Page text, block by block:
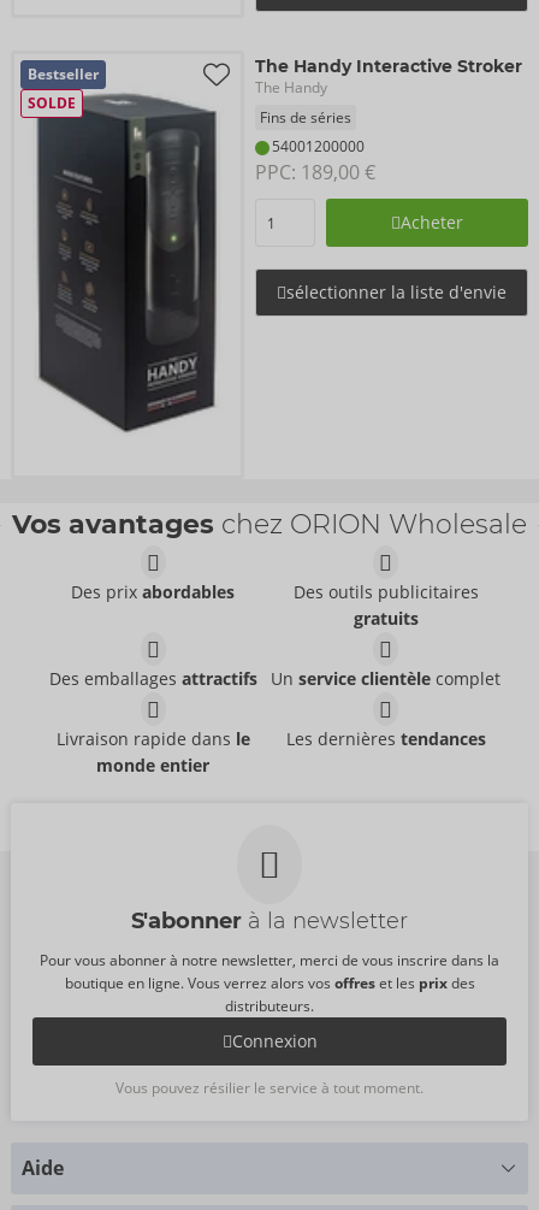
Bestseller
SOLDE
The Handy Interactive Stroker
The Handy
Fins de séries
54001200000
PPC: 189,00 €
Acheter
sélectionner la liste d'envie
Vos avantages chez ORION Wholesale
Des prixabordables
Des outils publicitaires
gratuits
Des emballages attractifs Unservice clientèle complet
Livraison rapide dans le
monde entier
Les dernières tendances
S'abonner à la newsletter
Pour vous abonner à notre newsletter, merci de vous inscrire dans la
boutique en ligne. Vous verrez alors vos offreset les prixdes
distributeurs.
Connexion
Vous pouvez résilier le service à tout moment.
Aide